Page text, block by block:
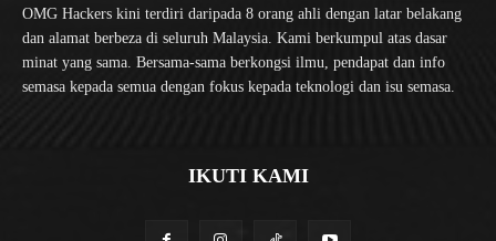
OMG Hackers kini terdiri daripada 8 orang ahli dengan latar belakang
dan alamat berbeza di seluruh Malaysia. Kami berkumpul atas dasar
minat yang sama. Bersama-sama berkongsi ilmu, pendapat dan info
semasa kepada semua dengan fokus kepada teknologi dan isu semasa.
IKUTI KAMI